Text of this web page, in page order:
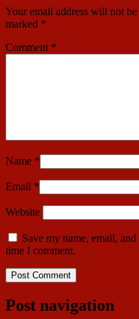
Your email address will not
marked *
Comment *
Name *
Email *
Website
Save my name, email,
time I comment.
Post navigation